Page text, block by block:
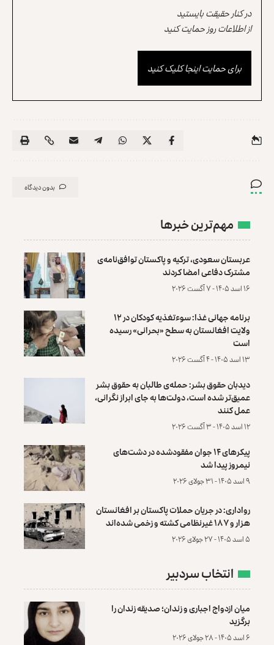
در کنار حقیقت بایستید
از اطلاعات روز حمایت کنید
برای حمایت اینجا کلیک کنید
بدون دیدگاه
مهم‌ترین خبرها
عربستان سعودی، ترکیه و پاکستان توافق‌نامه‌ی
مشترک دفاعی امضا کردند
۱۶ اسد ۱۴۰۵ - ۷ آگست ۲۰۲۶
برنامه جهانی غذا: سوءتغذیه کودکان در ۱۲
ولایت افغانستان به سطح «بحرانی» رسیده
است
۱۳ اسد ۱۴۰۵ - ۴ آگست ۲۰۲۶
دیدبان حقوق بشر: حمله‌ی طالبان به حقوق بشر
عمیق‌تر شده است، دولت‌ها به جای ابراز نگرانی،
عمل کنند
۱۲ اسد ۱۴۰۵ - ۳ آگست ۲۰۲۶
پیکرهای ۱۴ جوان مفقودشده در دشت‌های
نیمروز پیدا شد
۹ اسد ۱۴۰۵ - ۳۱ جولای ۲۰۲۶
رواداری: در جریان حملات پاکستان بر افغانستان
هزار و ۱۸۷ غیرنظامی کشته و زخمی شده‌اند
۵ اسد ۱۴۰۵ - ۲۷ جولای ۲۰۲۶
انتخاب سردبیر
میان ازدواج اجباری و زندان؛ صدیقه زندان را
برگزید
۶ اسد ۱۴۰۵ - ۲۸ جولای ۲۰۲۶